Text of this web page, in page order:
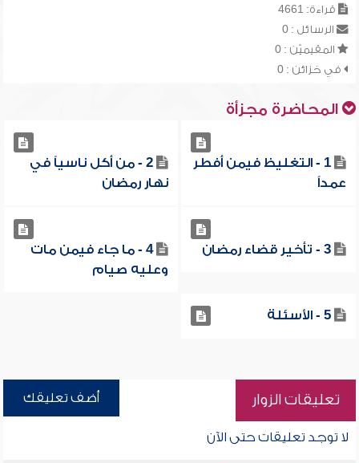
قراءة: 4661
الرسائل : 0
المقيميّن : 0
في خزائن : 0
المحاضرة مجزأة
1 - التغليظ فيمن أفطر
عمداً
2 - من أكل ناسياً في
نهار رمضان
3 - تأخير قضاء رمضان
4 - ما جاء فيمن مات
وعليه صيام
5 - الأسئلة
تعليقات الزوار أضف تعليقك
لا توجد تعليقات حتى الآن